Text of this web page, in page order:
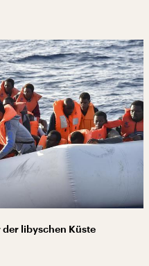
libyschen Küste